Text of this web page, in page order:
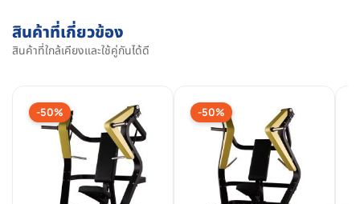
สินค้าที่เกี่ยวข้อง
สินค้าที่ใกล้เคียงและใช้คู่กันได้ดี
-50% -50%